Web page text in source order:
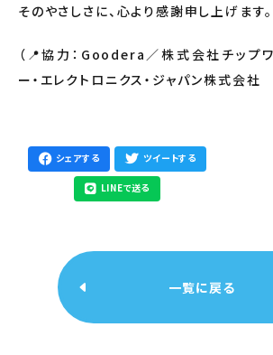
そのやさしさに、心より感謝申し上げます。
（📍協力：Goodera／株式会社チップ
ー・エレクトロニクス・ジャパン株式会社
シェアする ツイートする
LINEで送る
一覧に戻る